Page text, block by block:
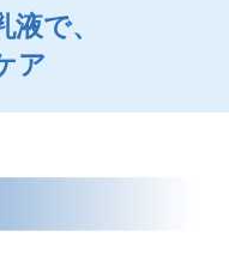
で、
ア